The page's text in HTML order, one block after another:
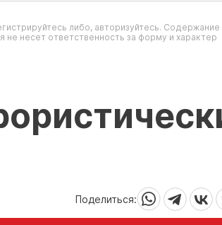
либо, авторизуйтесь. Содержание
несет ответственность за форму и характер
Поделиться: